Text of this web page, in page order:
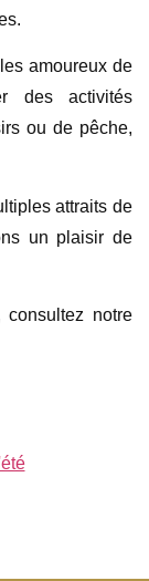
amoureux de
des activités
ou de pêche,
attraits de
un plaisir de
consultez notre